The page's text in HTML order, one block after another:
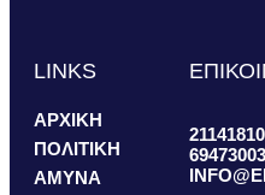
LINKS
ΑΡΧΙΚΗ
ΠΟΛΙΤΙΚΗ
ΑΜΥΝΑ